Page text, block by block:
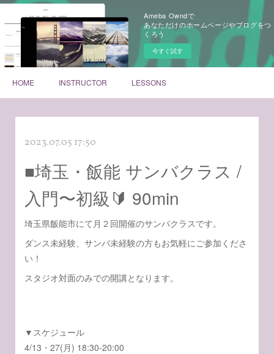
Ameba Owndで
あなただけのホームページやブログをつ
くろう
今すぐ試す
HOME INSTRUCTOR LESSONS
2023.07.05 17:50
■埼玉・飯能 サンバクラス /
入門〜初級🔰 90min
埼玉県飯能市にて月２回開催のサンバクラスです。
ダンス未経験、サンバ未経験の方もお気軽にご参加くださ
い！
スタジオ対面のみでの開講となります。
▼スケジュール
4/13・27(月) 18:30-20:00